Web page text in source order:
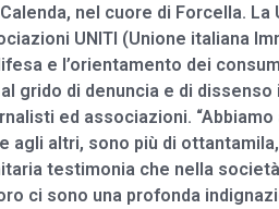
nel cuore di Forcella. La
UNITI (Unione italiana
e l’orientamento dei
grido di denuncia e di dissenso
ed associazioni. “Abbiamo
agli altri, sono più di
testimonia che nella
ci sono una profonda